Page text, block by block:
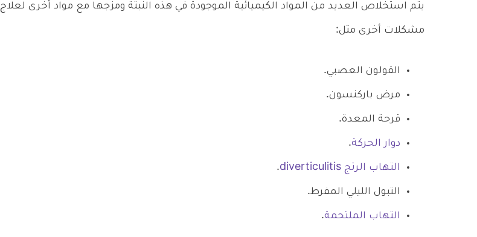
يتم استخلاص العديد من المواد الكيميائية الموجودة في هذه النبتة ومزجها مع مواد أخرى لعلاج
مشكلات أخرى مثل:
القولون العصبي.
مرض باركنسون.
قرحة المعدة.
دوار الحركة.
التهاب الرتج diverticulitis .
التبول الليلي المفرط.
التهاب الملتحمة.